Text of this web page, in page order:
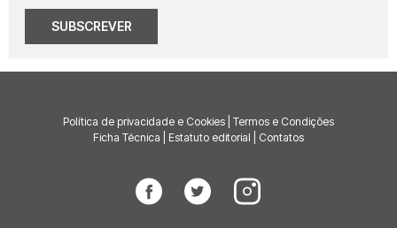
SUBSCREVER
Política de privacidade e Cookies Termos e Condições
Ficha Técnica
Estatuto editorial Contatos